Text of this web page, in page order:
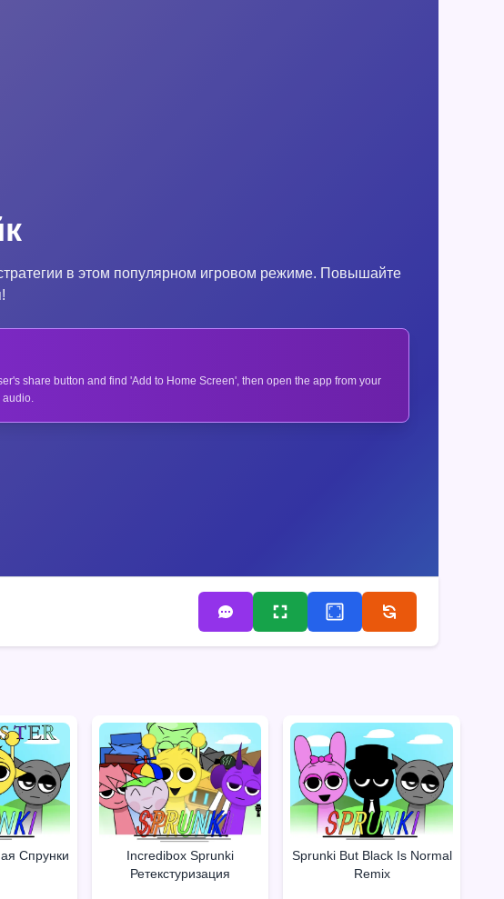
в этом популярном игровом режиме. Повышайте
share button and find 'Add to Home Screen', then open the app from your
Спрунки
Incredibox Sprunki
Ретекстуризация
Sprunki But Black Is Normal
Remix